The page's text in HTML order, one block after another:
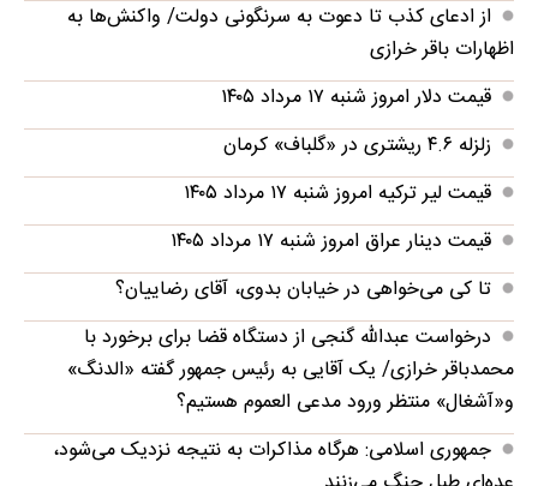
از ادعای کذب تا دعوت به سرنگونی دولت/ واکنش‌ها به
اظهارات باقر خرازی‌
قیمت دلار امروز شنبه ۱۷ مرداد ۱۴۰۵
زلزله ۴.۶ ریشتری در «گلباف» کرمان
قیمت لیر ترکیه امروز شنبه ۱۷ مرداد ۱۴۰۵
قیمت دینار عراق امروز شنبه ۱۷ مرداد ۱۴۰۵
تا کی می‌خواهی در خیابان بدوی، آقای رضاییان؟
درخواست عبدالله گنجی از دستگاه قضا برای برخورد با
محمدباقر خرازی/ یک آقایی به رئیس جمهور گفته «الدنگ»
و«آشغال» منتظر ورود مدعی العموم هستیم؟
جمهوری اسلامی: هرگاه مذاکرات به نتیجه نزدیک می‌شود،